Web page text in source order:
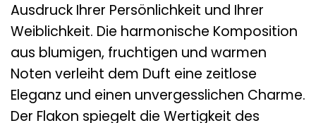
Ausdruck Ihrer Persönlichkeit und Ihrer
Weiblichkeit. Die harmonische Komposition
aus blumigen, fruchtigen und warmen
Noten verleiht dem Duft eine zeitlose
Eleganz und einen unvergesslichen Charme.
Der Flakon spiegelt die Wertigkeit des